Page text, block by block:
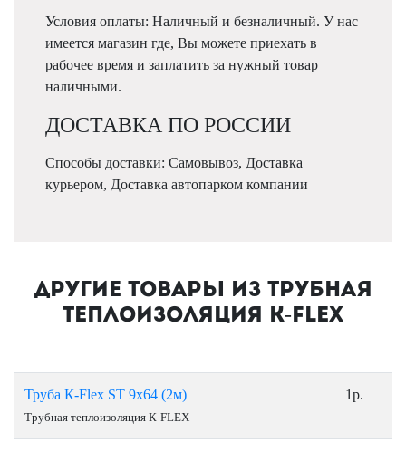
Условия оплаты: Наличный и безналичный. У нас
имеется магазин где, Вы можете приехать в
рабочее время и заплатить за нужный товар
наличными.
ДОСТАВКА ПО РОССИИ
Способы доставки: Самовывоз, Доставка
курьером, Доставка автопарком компании
Другие товары из Трубная
теплоизоляция К-FLEX
Труба К-Flex ST 9х64 (2м)
Трубная теплоизоляция К-FLEX
1р.